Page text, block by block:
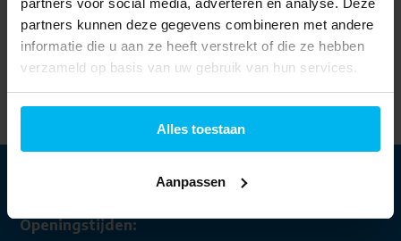
partners kunnen deze gegevens combineren met andere
informatie die u aan ze heeft verstrekt of die ze hebben
verzameld op basis van uw gebruik van hun services.
Alles toestaan
Aanpassen
Cavus CFSMG01B
Frame voor Samsung
soundbars Zwart
Openingstijden: